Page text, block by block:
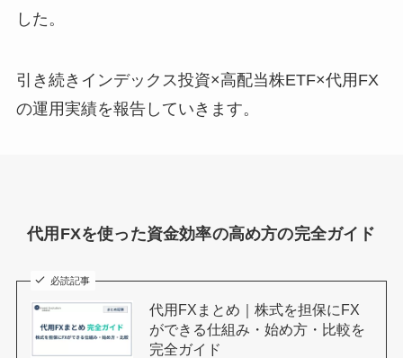
した。
引き続きインデックス投資×高配当株ETF×代用FX
の運用実績を報告していきます。
代用FXを使った資金効率の高め方の完全ガイド
必読記事
代用FXまとめ｜株式を担保にFX
ができる仕組み・始め方・比較を
完全ガイド